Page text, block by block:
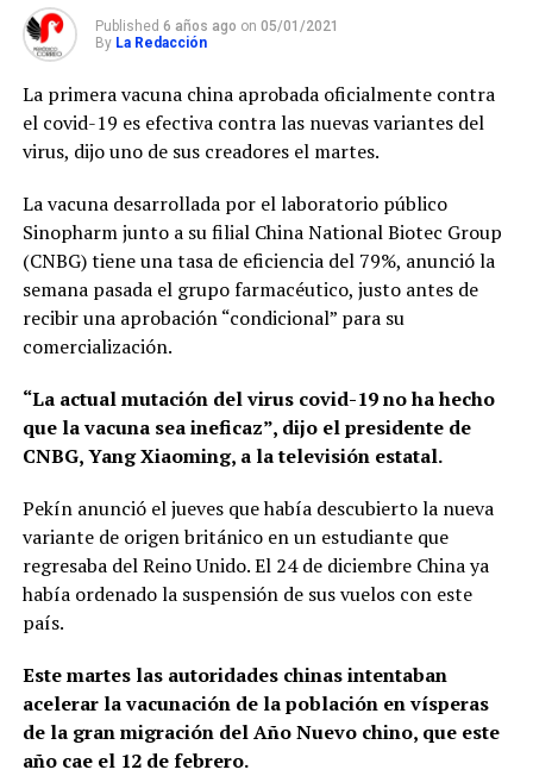
Published 6 años ago on 05/01/2021
By La Redacción
La primera vacuna china aprobada oficialmente contra
el covid-19 es efectiva contra las nuevas variantes del
virus, dijo uno de sus creadores el martes.
La vacuna desarrollada por el laboratorio público
Sinopharm junto a su filial China National Biotec Group
(CNBG) tiene una tasa de eficiencia del 79%, anunció la
semana pasada el grupo farmacéutico, justo antes de
recibir una aprobación “condicional” para su
comercialización.
“La actual mutación del virus covid-19 no ha hecho
que la vacuna sea ineficaz”, dijo el presidente de
CNBG, Yang Xiaoming, a la televisión estatal.
Pekín anunció el jueves que había descubierto la nueva
variante de origen británico en un estudiante que
regresaba del Reino Unido. El 24 de diciembre China ya
había ordenado la suspensión de sus vuelos con este
país.
Este martes las autoridades chinas intentaban
acelerar la vacunación de la población en vísperas
de la gran migración del Año Nuevo chino, que este
año cae el 12 de febrero.